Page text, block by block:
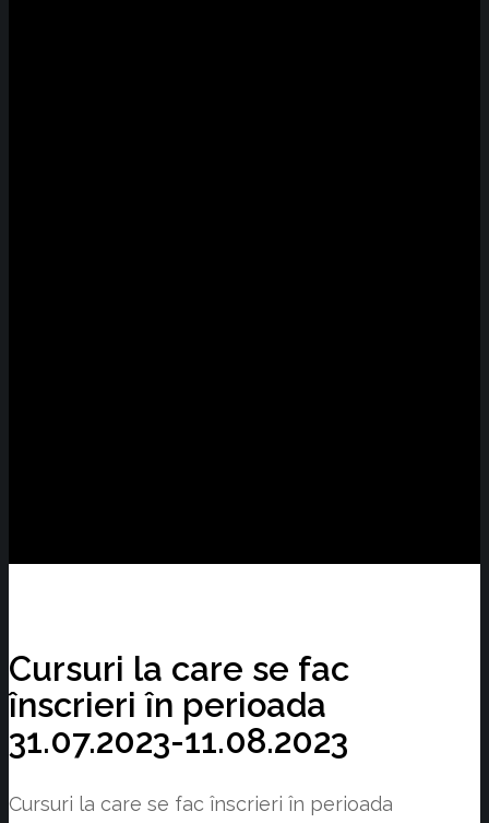
Cursuri la care se fac
înscrieri în perioada
31.07.2023-11.08.2023
Cursuri la care se fac înscrieri în perioada